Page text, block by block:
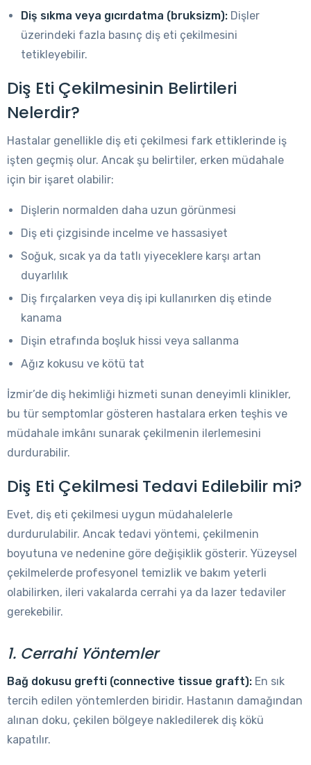
Diş sıkma veya gıcırdatma (bruksizm): Dişler
üzerindeki fazla basınç diş eti çekilmesini
tetikleyebilir.
Diş Eti Çekilmesinin Belirtileri
Nelerdir?
Hastalar genellikle diş eti çekilmesi fark ettiklerinde iş
işten geçmiş olur. Ancak şu belirtiler, erken müdahale
için bir işaret olabilir:
Dişlerin normalden daha uzun görünmesi
Diş eti çizgisinde incelme ve hassasiyet
Soğuk, sıcak ya da tatlı yiyeceklere karşı artan
duyarlılık
Diş fırçalarken veya diş ipi kullanırken diş etinde
kanama
Dişin etrafında boşluk hissi veya sallanma
Ağız kokusu ve kötü tat
İzmir’de diş hekimliği hizmeti sunan deneyimli klinikler,
bu tür semptomlar gösteren hastalara erken teşhis ve
müdahale imkânı sunarak çekilmenin ilerlemesini
durdurabilir.
Diş Eti Çekilmesi Tedavi Edilebilir mi?
Evet, diş eti çekilmesi uygun müdahalelerle
durdurulabilir. Ancak tedavi yöntemi, çekilmenin
boyutuna ve nedenine göre değişiklik gösterir. Yüzeysel
çekilmelerde profesyonel temizlik ve bakım yeterli
olabilirken, ileri vakalarda cerrahi ya da lazer tedaviler
gerekebilir.
1. Cerrahi Yöntemler
Bağ dokusu grefti (connective tissue graft): En sık
tercih edilen yöntemlerden biridir. Hastanın damağından
alınan doku, çekilen bölgeye nakledilerek diş kökü
kapatılır.